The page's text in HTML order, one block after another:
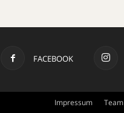
FACEBOOK
Impressum Team